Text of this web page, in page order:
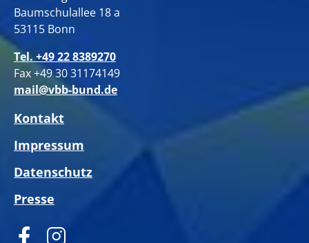
Baumschulallee 18 a
53115 Bonn
Tel. +49 22 8389270
Fax +49 30 31174149
mail@vbb-bund.de
Kontakt
Impressum
Datenschutz
Presse